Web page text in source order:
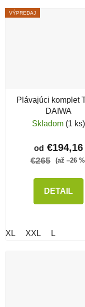
VÝPREDAJ
Plávajúci komplet
DAIWA
Skladom (1 ks)
od €194,16
€265 (až –26
DETAIL
XL XXL L